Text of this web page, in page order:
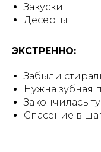
Закуски
Десерты
ЭКСТРЕННО:
Забыли
Нужна зубная
Закончилась
Спасение в